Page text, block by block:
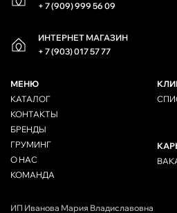
+ 7 (909) 999 56 09
ИНТЕРНЕТ МАГАЗИН
+ 7 (903) 017 57 77
МЕНЮ
КАТАЛОГ
КОНТАКТЫ
БРЕНДЫ
ГРУМИНГ
О НАС
КОМАНДА
ИП Иванова Мария Владиславовна